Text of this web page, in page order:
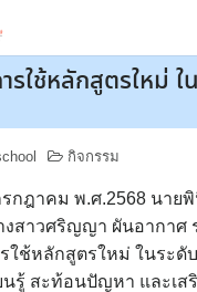
ใช้หลักสูตรใหม่ ใ
กิจกรรม
รกฎาคม พ.ศ.2568 นาย
งสาวศริญญา ผันอากาศ
ใช้หลักสูตรใหม่ ในระดั
นรู้ สะท้อนปัญหา และเส